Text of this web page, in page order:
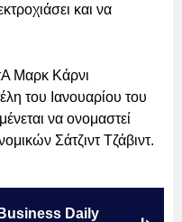
και να
Μαρκ Κάρνι
του Ιανουαρίου του
να ονομαστεί
Σάτζιντ Τζάβιντ.
Daily